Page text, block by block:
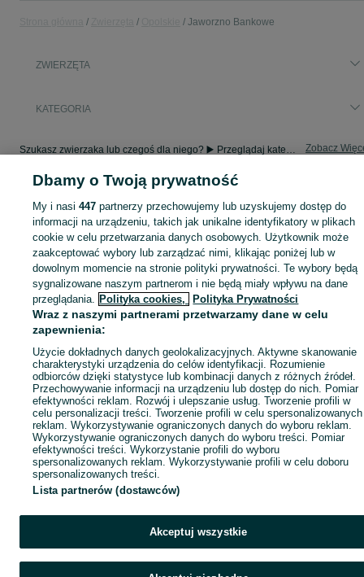
Jaworzno Bankowe
ZWIERZĘTA
KATEGORIA
Szukasz zwierzaka lub czegoś dla niego? ▶️ Przeglądaj kategorię Zwierzęta na OLX Jaworzno Bankowe i znajdź to, czego potrzebujesz w atrakcyjnych cenach! Zobacz
Mapa kategorii
Mapa miejscowości
Mapa ministron
Popularne wyszukiwania
Dbamy o Twoją prywatność
My i nasi447 partnerzy przechowujemy lub uzyskujemy dostęp do
informacji na urządzeniu, takich jak unikalne identyfikatory w plikach
cookie w celu przetwarzania danych osobowych. Użytkownik może
zaakceptować wybory lub zarządzać nimi, klikając poniżej lub w
dowolnym momencie na stronie polityki prywatności. Te wybory będą
sygnalizowane naszym partnerom i nie będą miały wpływu na dane
przeglądania. Polityka cookies, Polityka Prywatności
Wraz z naszymi partnerami przetwarzamy dane w celu
zapewnienia:
Użycie dokładnych danych geolokalizacyjnych. Aktywne skanowanie
charakterystyki urządzenia do celów identyfikacji. Rozumienie
odbiorców dzięki statystyce lub kombinacji danych z różnych źródeł.
Przechowywanie informacji na urządzeniu lub dostęp do nich. Pomiar
efektywności reklam. Rozwój i ulepszanie usług. Tworzenie profili w
celu personalizacji treści. Tworzenie profili w celu spersonalizowanych
reklam. Wykorzystywanie ograniczonych danych do wyboru reklam.
Wykorzystywanie ograniczonych danych do wyboru treści. Pomiar
efektywności treści. Wykorzystanie profili do wyboru
spersonalizowanych reklam. Wykorzystywanie profili w celu doboru
spersonalizowanych treści.
Lista partnerów (dostawców)
Akceptuj wszystkie